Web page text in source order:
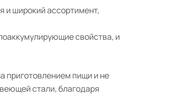
и широкий ассортимент,
свойства, и
приготовлением пищи и не
стали, благодаря